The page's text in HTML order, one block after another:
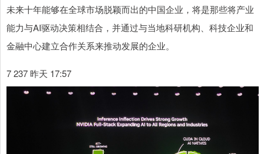
未来十年能够在全球市场脱颖而出的中国企业，将是那些将产业
能力与AI驱动决策相结合，并通过与当地科研机构、科技企业和
金融中心建立合作关系来推动发展的企业。
7 237 昨天 17:57